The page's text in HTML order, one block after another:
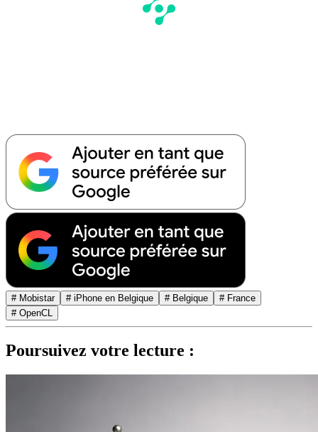
# Mobistar # iPhone en Belgique # Belgique
# France
# OpenCL
Poursuivez votre lecture :